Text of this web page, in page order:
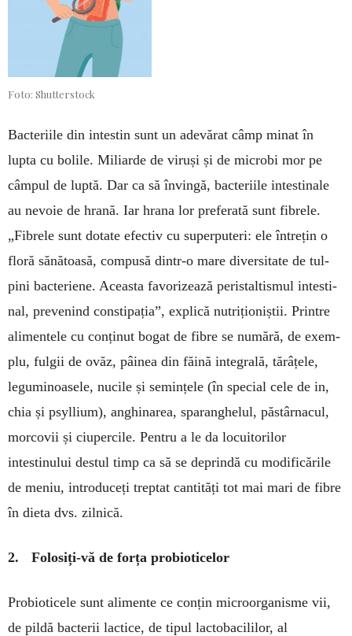
Foto: Shutterstock
Bacteriile din intestin sunt un ade­vărat câmp minat în
lupta cu bo­lile. Miliarde de viruși și de mi­crobi mor pe
câmpul de luptă. Dar ca să învingă, bacteriile intestinale
au ne­voie de hrană. Iar hrana lor pre­fe­rată sunt fibrele.
„Fibrele sunt dotate efectiv cu superpu­teri: ele în­trețin o
floră sănă­toasă, com­­pusă dintr-o ma­re di­ver­sitate de tul­
pini bacte­rie­ne. Aceasta fa­­vori­zează peri­stal­tis­mul intes­ti­
nal, pre­ve­nind con­sti­pația”, explică nu­tri­ționiș­tii. Prin­tre
alimen­tele cu con­ținut bogat de fibre se numără, de exem­
plu, fulgii de ovăz, pâinea din făină inte­gra­lă, tă­râțele,
legu­minoasele, nucile și se­mințele (în special cele de in,
chia și psyllium), anghinarea, spa­ranghelul, păstâr­nacul,
mor­covii și ciupercile. Pentru a le da lo­cuitorilor
intestinului des­tul timp ca să se deprindă cu mo­dificările
de meniu, introduceți trep­tat canti­tăți tot mai mari de fibre
în dieta dvs. zilnică.
2. Folosiți-vă de forța probioticelor
Probioticele sunt alimente ce con­țin microor­ganisme vii,
de pil­dă bacterii lactice, de tipul lacto­ba­ci­lilor, al